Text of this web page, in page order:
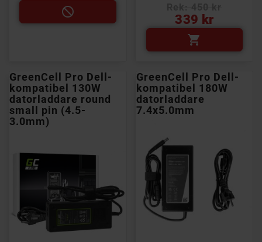
 339 kr

GreenCell Pro Dell-
kompatibel 130W
datorladdare round
small pin (4.5-
3.0mm)
GreenCell Pro Dell-
kompatibel 180W
datorladdare
7.4x5.0mm